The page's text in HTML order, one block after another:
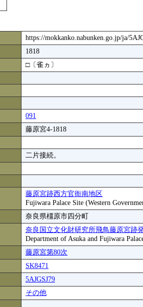
https://mokkanko.nabunken.go.jp/ja/
1818
□〔雀ヵ〕
091
藤原宮4-1818
二片接続。
藤原宮跡西方官衙南地区
Fujiwara Palace Site (Western
奈良県橿原市四分町
奈良国立文化財研究所飛鳥藤原宮跡
Department of Asuka and Fujiwara
藤原宮第80次
SK8471
5AJGSJ79
その他